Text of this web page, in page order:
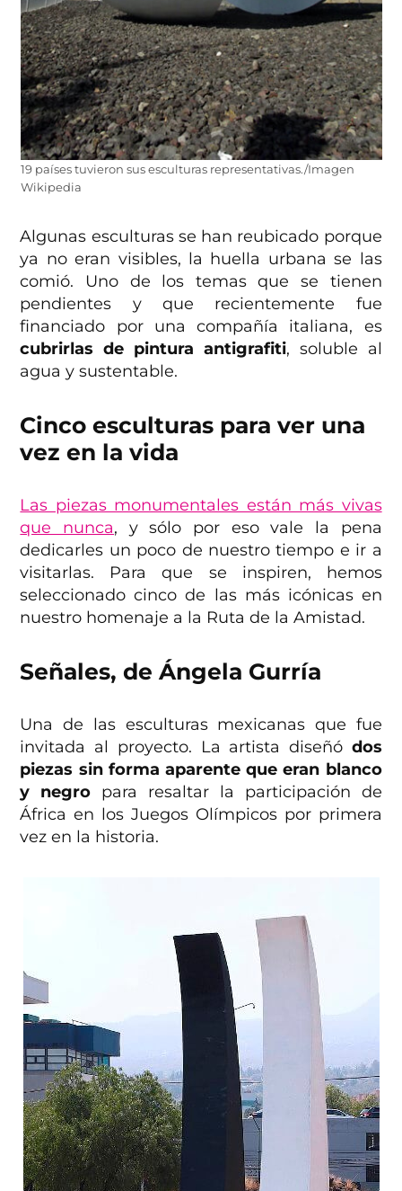
19 países tuvieron sus esculturas representativas./Imagen
Wikipedia
Algunas esculturas se han reubicado porque
ya no eran visibles, la huella urbana se las
comió. Uno de los temas que se tienen
pendientes y que recientemente fue
financiado por una compañía italiana, es
cubrirlas de pintura antigrafiti, soluble al
agua y sustentable.
Cinco esculturas para ver una
vez en la vida
Las piezas monumentales están más vivas
que nunca, y sólo por eso vale la pena
dedicarles un poco de nuestro tiempo e ir a
visitarlas. Para que se inspiren, hemos
seleccionado cinco de las más icónicas en
nuestro homenaje a la Ruta de la Amistad.
Señales, de Ángela Gurría
Una de las esculturas mexicanas que fue
invitada al proyecto. La artista diseñó dos
piezas sin forma aparente que eran blanco
y negro para resaltar la participación de
África en los Juegos Olímpicos por primera
vez en la historia.